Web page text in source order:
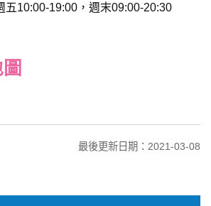
五10:00-19:00，週末09:00-20:30
最後更新日期：2021-03-08